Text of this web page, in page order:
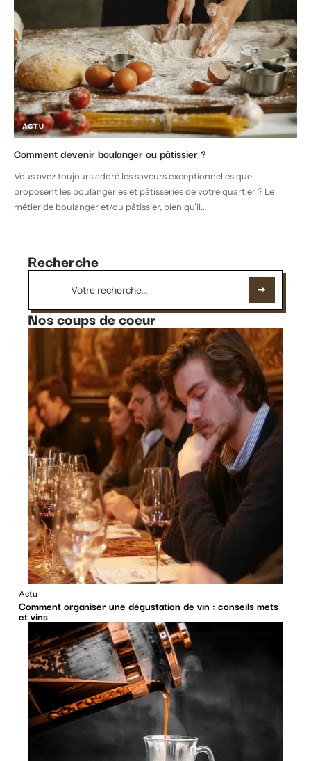
ACTU
Comment devenir boulanger ou pâtissier ?
Vous avez toujours adoré les saveurs exceptionnelles que
proposent les boulangeries et pâtisseries de votre quartier ? Le
métier de boulanger et/ou pâtissier, bien qu’il…
Recherche
Nos coups de coeur
Actu
Comment organiser une dégustation de vin : conseils mets
et vins